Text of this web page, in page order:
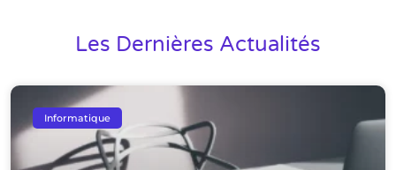
Les Dernières Actualités
Informatique